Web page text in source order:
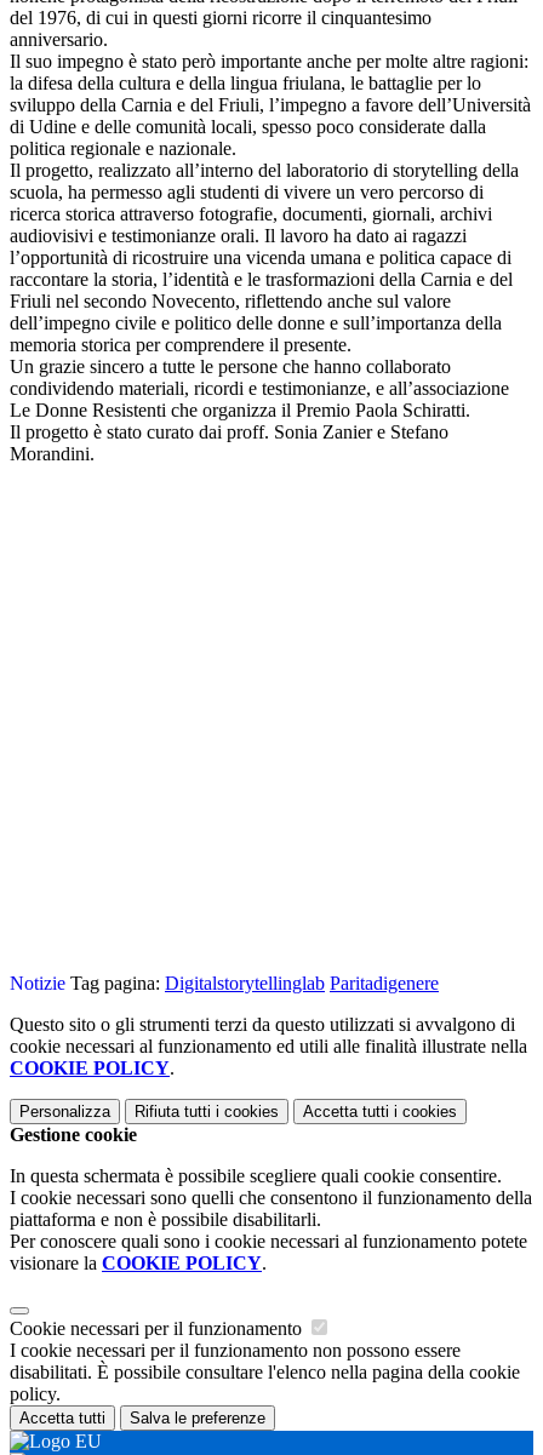
del 1976, di cui in questi giorni ricorre il cinquantesimo
anniversario.
Il suo impegno è stato però importante anche per molte altre ragioni:
la difesa della cultura e della lingua friulana, le battaglie per lo
sviluppo della Carnia e del Friuli, l’impegno a favore dell’Università
di Udine e delle comunità locali, spesso poco considerate dalla
politica regionale e nazionale.
Il progetto, realizzato all’interno del laboratorio di storytelling della
scuola, ha permesso agli studenti di vivere un vero percorso di
ricerca storica attraverso fotografie, documenti, giornali, archivi
audiovisivi e testimonianze orali. Il lavoro ha dato ai ragazzi
l’opportunità di ricostruire una vicenda umana e politica capace di
raccontare la storia, l’identità e le trasformazioni della Carnia e del
Friuli nel secondo Novecento, riflettendo anche sul valore
dell’impegno civile e politico delle donne e sull’importanza della
memoria storica per comprendere il presente.
Un grazie sincero a tutte le persone che hanno collaborato
condividendo materiali, ricordi e testimonianze, e all’associazione
Le Donne Resistenti che organizza il Premio Paola Schiratti.
Il progetto è stato curato dai proff. Sonia Zanier e Stefano
Morandini.
Notizie Tag pagina: Digitalstorytellinglab Paritadigenere
Questo sito o gli strumenti terzi da questo utilizzati si avvalgono di
cookie necessari al funzionamento ed utili alle finalità illustrate nella
COOKIE POLICY.
Personalizza Rifiuta tutti i cookies Accetta tutti i cookies
Gestione cookie
In questa schermata è possibile scegliere quali cookie consentire.
I cookie necessari sono quelli che consentono il funzionamento della
piattaforma e non è possibile disabilitarli.
Per conoscere quali sono i cookie necessari al funzionamento potete
visionare la COOKIE POLICY.
Cookie necessari per il funzionamento
I cookie necessari per il funzionamento non possono essere
disabilitati. È possibile consultare l'elenco nella pagina della cookie
policy.
Accetta tutti Salva le preferenze